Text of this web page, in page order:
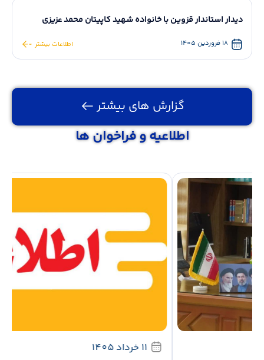
دیدار استاندار قزوین با خانواده شهید کاپیتان محمد عزیزی
18 فروردین 1405 اطلاعات بیشتر
گزارش های بیشتر
اطلاعیه و فراخوان ها